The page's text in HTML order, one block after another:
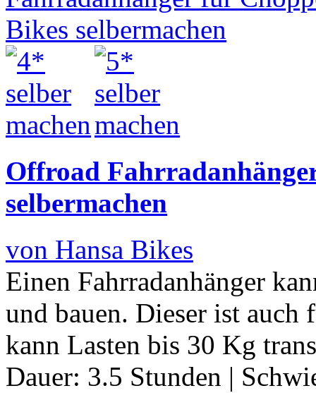
Offroad
selbermachen
von Hansa Bikes
Einen Fahrradanhänger
und bauen. Dieser ist auch
kann Lasten bis 30 Kg
Dauer: 3.5 Stunden |